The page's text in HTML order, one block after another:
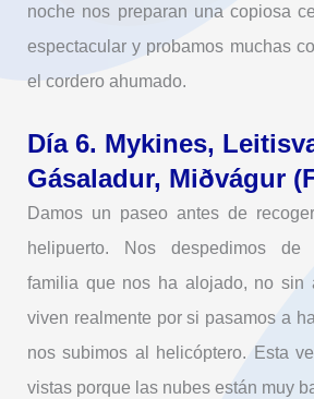
noche nos preparan una copiosa
espectacular y probamos muchas
el cordero ahumado.
Día 6. Mykines,
Gásaladur, Miðvágur
Damos un paseo antes de
helipuerto. Nos despedimos de
familia que nos ha alojado, no sin
viven realmente por si pasamos a
nos subimos al helicóptero. Esta
vistas porque las nubes están muy